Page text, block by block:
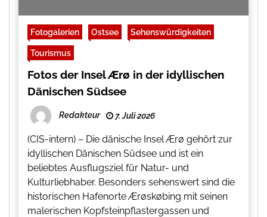
Fotogalerien Ostsee Sehenswürdigkeiten
Tourismus
Fotos der Insel Ærø in der idyllischen
Dänischen Südsee
Redakteur 7. Juli 2026
(CIS-intern) – Die dänische Insel Ærø gehört zur
idyllischen Dänischen Südsee und ist ein
beliebtes Ausflugsziel für Natur- und
Kulturliebhaber. Besonders sehenswert sind die
historischen Hafenorte Ærøskøbing mit seinen
malerischen Kopfsteinpflastergassen und